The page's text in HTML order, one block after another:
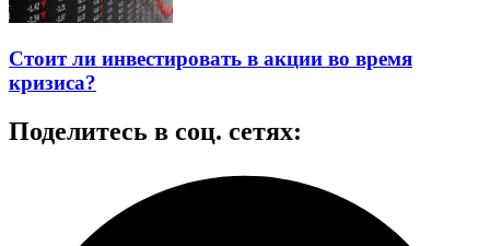
Стоит ли инвестировать в акции во время
кризиса?
Поделитесь в соц. сетях: